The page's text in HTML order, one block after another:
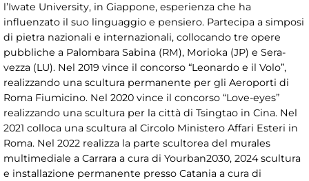
l’Iwate University, in Giappone, esperienza che ha
influenzato il suo linguaggio e pensiero. Partecipa a simposi
di pietra nazionali e internazionali, collocando tre opere
pubbliche a Palombara Sabina (RM), Morioka (JP) e Sera-
vezza (LU). Nel 2019 vince il concorso “Leonardo e il Volo”,
realizzando una scultura permanente per gli Aeroporti di
Roma Fiumicino. Nel 2020 vince il concorso “Love-eyes”
realizzando una scultura per la città di Tsingtao in Cina. Nel
2021 colloca una scultura al Circolo Ministero Affari Esteri in
Roma. Nel 2022 realizza la parte scultorea del murales
multimediale a Carrara a cura di Yourban2030, 2024 scultura
e installazione permanente presso Catania a cura di